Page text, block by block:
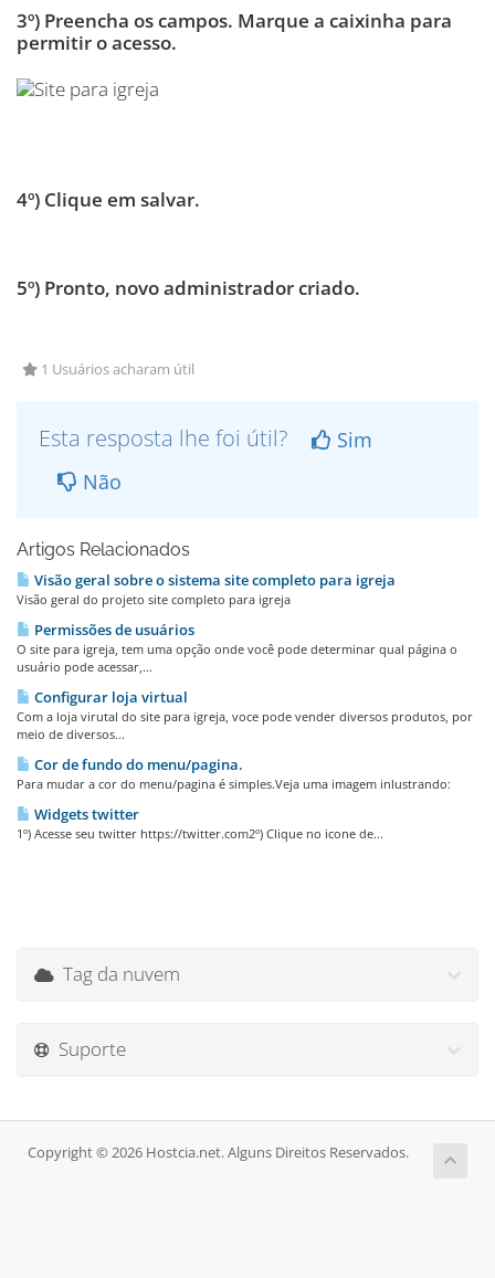
3º) Preencha os campos. Marque a caixinha para
permitir o acesso.
4º) Clique em salvar.
5º) Pronto, novo administrador criado.
1 Usuários acharam útil
Esta resposta lhe foi útil?
Sim
Não
Artigos Relacionados
Visão geral sobre o sistema site completo para igreja
Visão geral do projeto site completo para igreja
Permissões de usuários
O site para igreja, tem uma opção onde você pode determinar qual página o
usuário pode acessar,...
Configurar loja virtual
Com a loja virutal do site para igreja, voce pode vender diversos produtos, por
meio de diversos...
Cor de fundo do menu/pagina.
Para mudar a cor do menu/pagina é simples.Veja uma imagem inlustrando:
Widgets twitter
1º) Acesse seu twitter https://twitter.com2º) Clique no icone de...
Tag da nuvem
Suporte
Copyright © 2026 Hostcia.net. Alguns Direitos Reservados.